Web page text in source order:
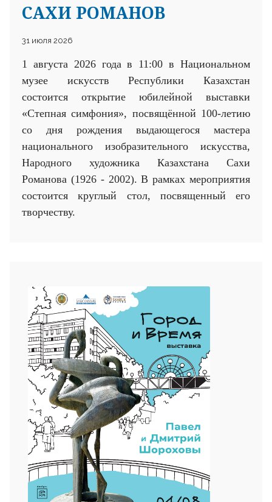
САХИ РОМАНОВ
31 июля 2026
1 августа 2026 года в 11:00 в Национальном
музее искусств Республики Казахстан
состоится открытие юбилейной выставки
«Степная симфония», посвящённой 100-летию
со дня рождения выдающегося мастера
национального изобразительного искусства,
Народного художника Казахстана Сахи
Романова (1926 - 2002). В рамках мероприятия
состоится круглый стол, посвященный его
творчеству.